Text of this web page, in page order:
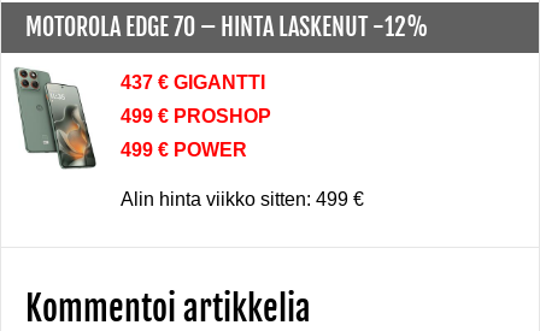
MOTOROLA EDGE 70 – HINTA LASKENUT -12%
437 € GIGANTTI
499 € PROSHOP
499 € POWER
Alin hinta viikko sitten: 499 €
Kommentoi artikkelia